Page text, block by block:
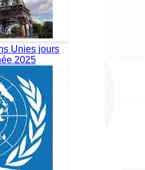
Unies jours
2025